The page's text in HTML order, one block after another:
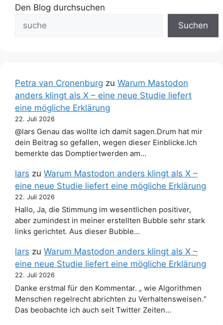
Den Blog durchsuchen
Suchen
Petra van Cronenburg zu Warum Mastodon
anders klingt als X – eine neue Studie liefert
eine mögliche Erklärung
22. Juli 2026
@lars Genau das wollte ich damit sagen.Drum hat mir
dein Beitrag so gefallen, wegen dieser Einblicke.Ich
bemerkte das Domptiertwerden am…
lars zu Warum Mastodon anders klingt als X –
eine neue Studie liefert eine mögliche Erklärung
22. Juli 2026
Hallo, Ja, die Stimmung im wesentlichen positiver,
aber zumindest in meiner erstellten Bubble sehr stark
links gerichtet. Aus dieser Bubble…
lars zu Warum Mastodon anders klingt als X –
eine neue Studie liefert eine mögliche Erklärung
22. Juli 2026
Danke erstmal für den Kommentar. „ wie Algorithmen
Menschen regelrecht abrichten zu Verhaltensweisen.“
Das beobachte ich auch seit Twitter Zeiten…